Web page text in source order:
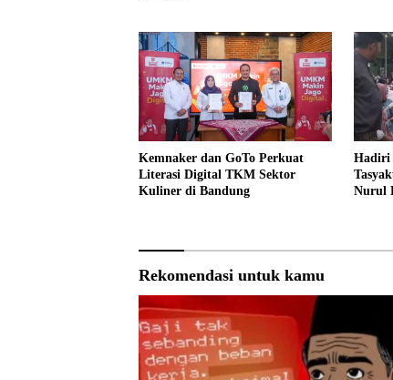
Kemnaker dan GoTo Perkuat
Literasi Digital TKM Sektor
Kuliner di Bandung
Hadiri
Nurul
Rekomendasi untuk kamu